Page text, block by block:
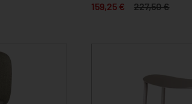
159,25 €
227,50 €